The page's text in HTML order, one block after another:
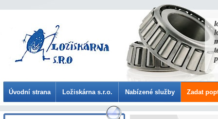
Úvodní strana Ložiskárna s.r.o. Nabízené služby Zadat